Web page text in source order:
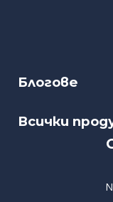
Блогове
Всички